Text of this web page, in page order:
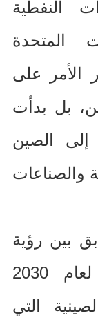
النفطية
المتحدة
الأمر على
بل بدأت
إلى الصين
والصناعات
بين رؤية
لعام 2030
التي